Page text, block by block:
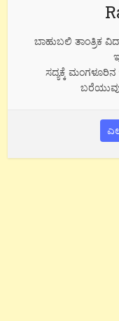
ಬಾಹುಬಲಿ ತಾಂತ್ರಿಕ
ಸದ್ಯಕ್ಕೆ